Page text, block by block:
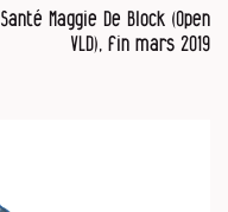
Maggie De Block (Open
VLD), fin mars 2019